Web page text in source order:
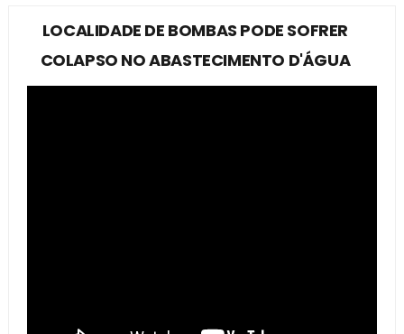
LOCALIDADE DE BOMBAS PODE SOFRER
COLAPSO NO ABASTECIMENTO D'ÁGUA